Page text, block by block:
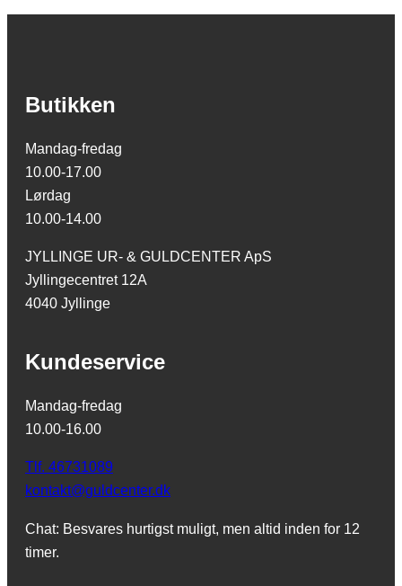
Butikken
Mandag-fredag
10.00-17.00
Lørdag
10.00-14.00
JYLLINGE UR- & GULDCENTER ApS
Jyllingecentret 12A
4040 Jyllinge
Kundeservice
Mandag-fredag
10.00-16.00
Tlf. 46731089
kontakt@guldcenter.dk
Chat: Besvares hurtigst muligt, men altid inden for 12
timer.